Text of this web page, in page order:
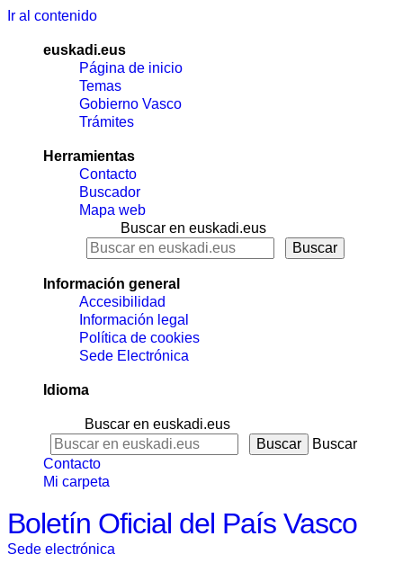
Ir al contenido
euskadi.eus
Página de inicio
Temas
Gobierno Vasco
Trámites
Herramientas
Contacto
Buscador
Mapa web
Buscar en euskadi.eus
Información general
Accesibilidad
Información legal
Política de cookies
Sede Electrónica
Idioma
Buscar en euskadi.eus
Buscar
Contacto
Mi carpeta
Boletín Oficial del País Vasco
Sede electrónica